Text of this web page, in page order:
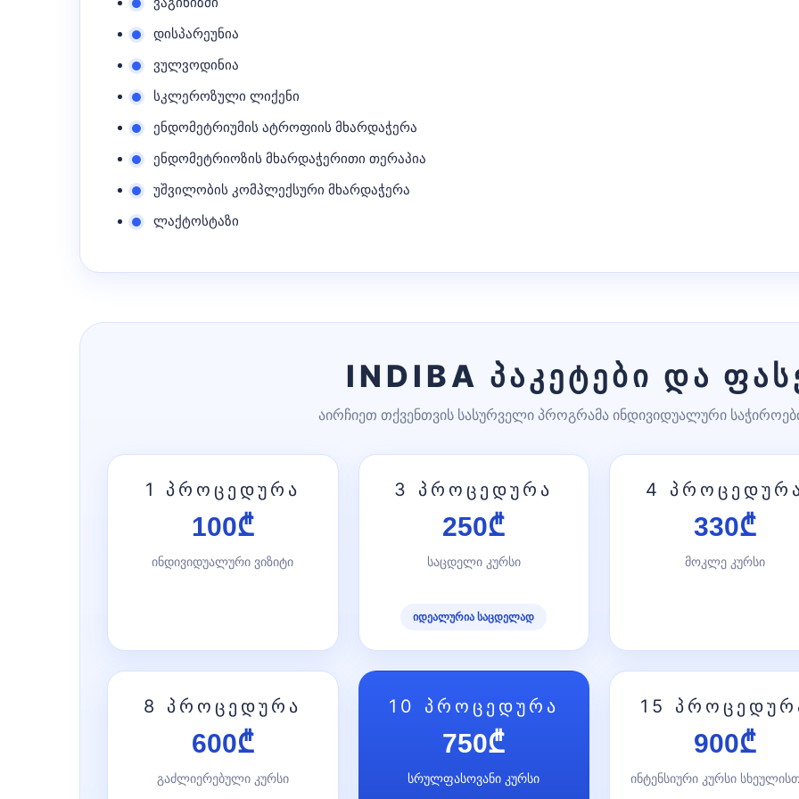
დისპარეუნია
ვულვოდინია
სკლეროზული ლიქენი
ენდომეტრიუმის ატროფიის მხარდაჭერა
ენდომეტრიოზის მხარდაჭერითი თერაპია
უშვილობის კომპლექსური მხარდაჭერა
ლაქტოსტაზი
INDIBA პაკეტები და
აირჩიეთ თქვენთვის სასურველი პროგრამა ინდივიდუალური
1 პროცედურა
100₾
ინდივიდუალური ვიზიტი
3 პროცედურა
250₾
საცდელი კურსი
იდეალურია საცდელად
4
330₾
მოკლე კურსი
8 პროცედურა
600₾
გაძლიერებული კურსი
10 პროცედურა
750₾
სრულფასოვანი კურსი
15
900₾
ინტენსიური კურსი